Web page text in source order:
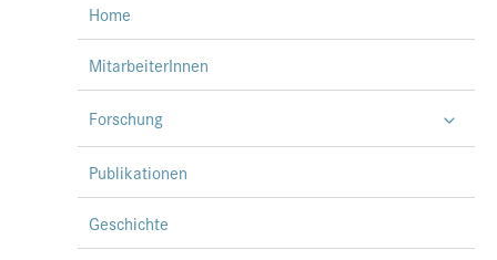
Home
MitarbeiterInnen
Forschung
Publikationen
Geschichte